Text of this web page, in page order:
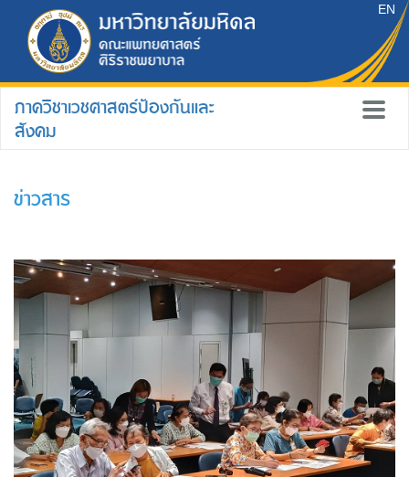
EN
ภาควิชาเวชศาสตร์ป้องกันและ
สังคม
ข่าวสาร